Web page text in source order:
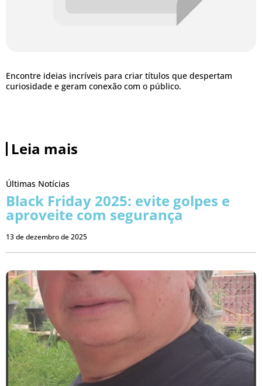
Encontre ideias incríveis para criar títulos que despertam
curiosidade e geram conexão com o público.
Leia mais
Últimas Notícias
Black Friday 2025: evite golpes e
aproveite com segurança
13 de dezembro de 2025